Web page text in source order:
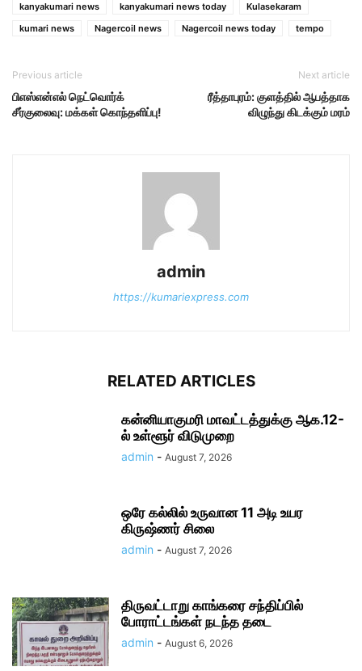
kanyakumari news
kanyakumari news today
Kulasekaram
kumari news
Nagercoil news Nagercoil news today tempo
Previous article
பிஎஸ்என்எல் நெட்வொர்க்
சீர்குலைவு: மக்கள் கொந்தளிப்பு!
Next article
ரீத்தாபுரம்: குளத்தில் ஆபத்தாக
விழுந்து கிடக்கும் மரம்
admin
https://kumariexpress.com
RELATED ARTICLES
கன்னியாகுமரி மாவட்டத்துக்கு ஆக.12-
ல் உள்ளூர் விடுமுறை
admin - August 7, 2026
ஒரே கல்லில் உருவான 11 அடி உயர
கிருஷ்ணர் சிலை
admin - August 7, 2026
திருவட்டாறு காங்கரை சந்திப்பில்
போராட்டங்கள் நடந்த தடை
admin - August 6, 2026